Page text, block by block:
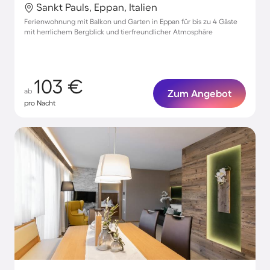
Sankt Pauls, Eppan, Italien
Ferienwohnung mit Balkon und Garten in Eppan für bis zu 4 Gäste
mit herrlichem Bergblick und tierfreundlicher Atmosphäre
ab 103 €
pro Nacht
Zum Angebot